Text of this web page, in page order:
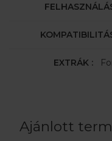
EXTRÁK :
Ajánlott